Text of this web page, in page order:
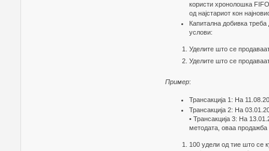
користи хронолошка
од најстариот кон
Капитална добивка
услови:
Уделите што се
Уделите што се
Пример:
Трансакција 1: На
Трансакција 2: На
• Трансакција 3: На
методата, оваа продажба
100 удели од тие што се